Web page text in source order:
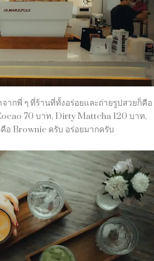
ากพี่ ๆ ที่ร้านที่ทั้งอร่อยและถ่ายรูปสวยก็คือ
70 บาท, Dirty Mattcha 120 บาท,
Brownie ครับ อร่อยมากครับ